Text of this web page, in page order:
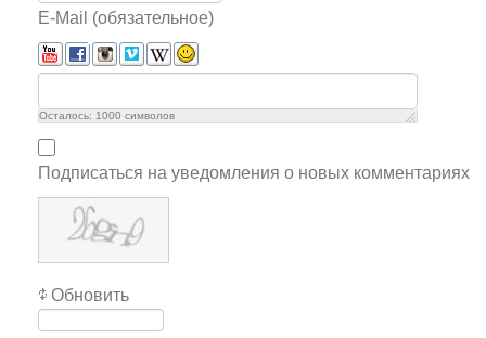
E-Mail (обязательное)
Осталось: 1000 символов
Подписаться на уведомления о новых комментариях
Обновить